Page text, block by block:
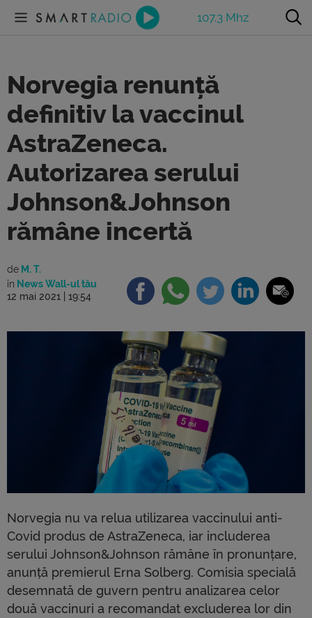
107.3 Mhz
Norvegia renunță
definitiv la vaccinul
AstraZeneca.
Autorizarea serului
Johnson&Johnson
rămâne incertă
de M. T.
în News Wall-ul tău
12 mai 2021 | 19:54
Norvegia nu va relua utilizarea vaccinului anti-
Covid produs de AstraZeneca, iar includerea
serului Johnson&Johnson rămâne în pronunțare,
anunță premierul Erna Solberg. Comisia specială
desemnată de guvern pentru analizarea celor
două vaccinuri a recomandat excluderea lor din